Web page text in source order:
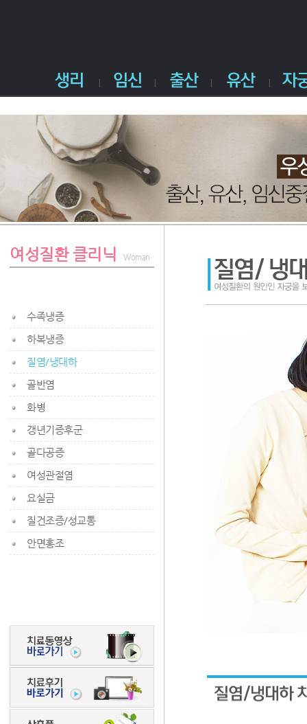
여성질환 클리닉 Woman
수족냉증
하복냉증
질염/냉대하
골반염
화병
갱년기증후군
골다공증
여성관절염
요실금
질건조증/성교통
안면홍조